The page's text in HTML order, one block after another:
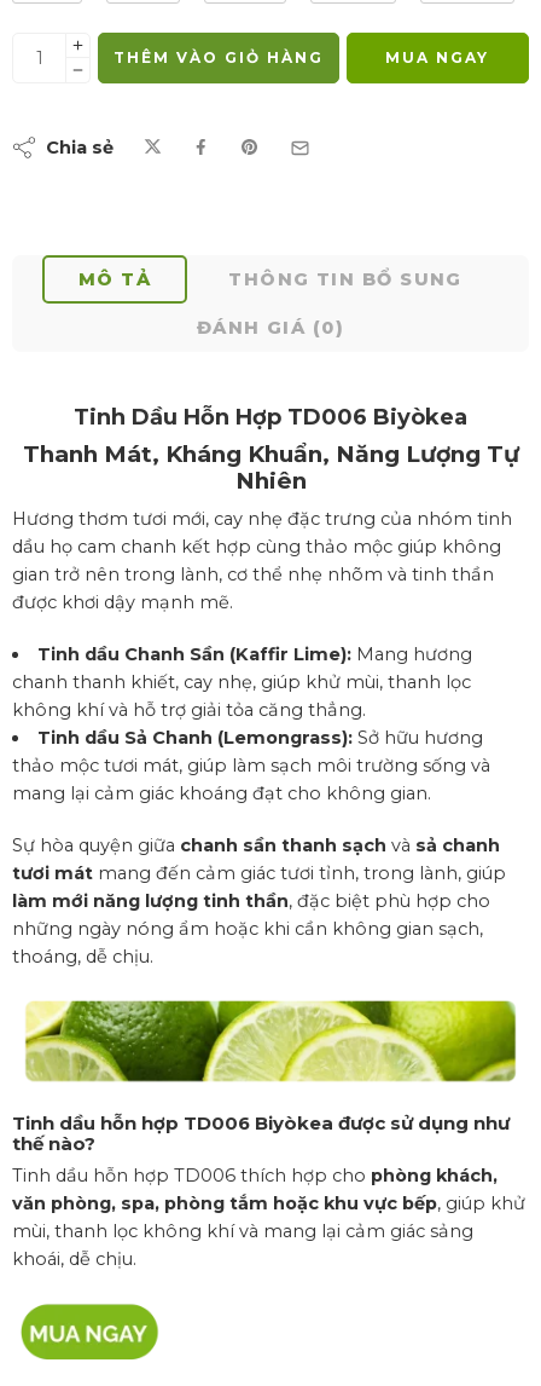
THÊM VÀO GIỎ HÀNG MUA NGAY
Chia sẻ
MÔ TẢ THÔNG TIN BỔ SUNG
ĐÁNH GIÁ (0)
Tinh Dầu Hỗn Hợp TD006 Biyòkea
Thanh Mát, Kháng Khuẩn, Năng Lượng Tự
Nhiên
Hương thơm tươi mới, cay nhẹ đặc trưng của nhóm tinh
dầu họ cam chanh kết hợp cùng thảo mộc giúp không
gian trở nên trong lành, cơ thể nhẹ nhõm và tinh thần
được khơi dậy mạnh mẽ.
Tinh dầu Chanh Sần (Kaffir Lime):Mang hương
chanh thanh khiết, cay nhẹ, giúp khử mùi, thanh lọc
không khí và hỗ trợ giải tỏa căng thẳng.
Tinh dầu Sả Chanh (Lemongrass):Sở hữu hương
thảo mộc tươi mát, giúp làm sạch môi trường sống và
mang lại cảm giác khoáng đạt cho không gian.
Sự hòa quyện giữa chanh sần thanh sạch và sả chanh
tươi mát mang đến cảm giác tươi tỉnh, trong lành, giúp
làm mới năng lượng tinh thần, đặc biệt phù hợp cho
những ngày nóng ẩm hoặc khi cần không gian sạch,
thoáng, dễ chịu.
Tinh dầu hỗn hợp TD006 Biyòkea được sử dụng như
thế nào?
Tinh dầu hỗn hợp TD006 thích hợp cho phòng khách,
văn phòng, spa, phòng tắm hoặc khu vực bếp, giúp khử
mùi, thanh lọc không khí và mang lại cảm giác sảng
khoái, dễ chịu.